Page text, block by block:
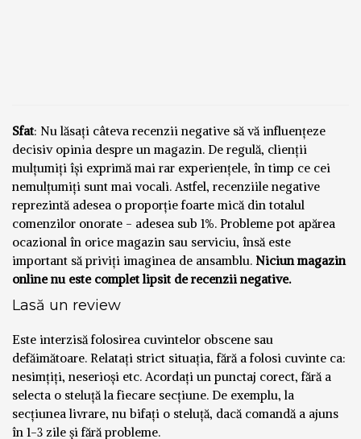
Sfat: Nu lăsați câteva recenzii negative să vă influențeze
decisiv opinia despre un magazin. De regulă, clienții
mulțumiți își exprimă mai rar experiențele, în timp ce cei
nemulțumiți sunt mai vocali. Astfel, recenziile negative
reprezintă adesea o proporție foarte mică din totalul
comenzilor onorate - adesea sub 1%. Probleme pot apărea
ocazional în orice magazin sau serviciu, însă este
important să priviți imaginea de ansamblu. Niciun magazin
online nu este complet lipsit de recenzii negative.
Lasă un review
Este interzisă folosirea cuvintelor obscene sau
defăimătoare. Relatați strict situația, fără a folosi cuvinte ca:
nesimțiți, neserioși etc. Acordați un punctaj corect, fără a
selecta o steluță la fiecare secțiune. De exemplu, la
secțiunea livrare, nu bifați o steluță, dacă comandă a ajuns
în 1-3 zile și fără probleme.